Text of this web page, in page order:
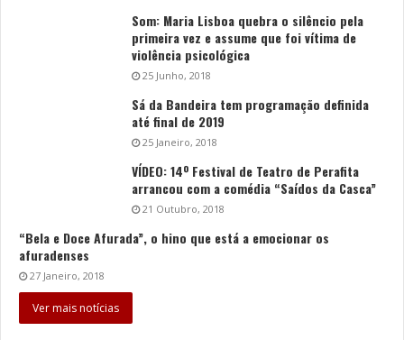
Som: Maria Lisboa quebra o silêncio pela
primeira vez e assume que foi vítima de
violência psicológica
25 Junho, 2018
Sá da Bandeira tem programação definida
até final de 2019
25 Janeiro, 2018
VÍDEO: 14º Festival de Teatro de Perafita
arrancou com a comédia “Saídos da Casca”
21 Outubro, 2018
“Bela e Doce Afurada”, o hino que está a emocionar os
afuradenses
27 Janeiro, 2018
Ver mais notícias